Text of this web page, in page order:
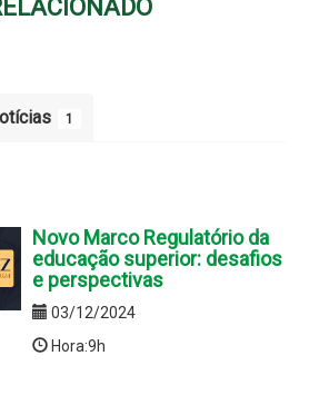
1
Novo Marco Regulatório da
educação superior: desafios
e perspectivas
03/12/2024
Hora:9h